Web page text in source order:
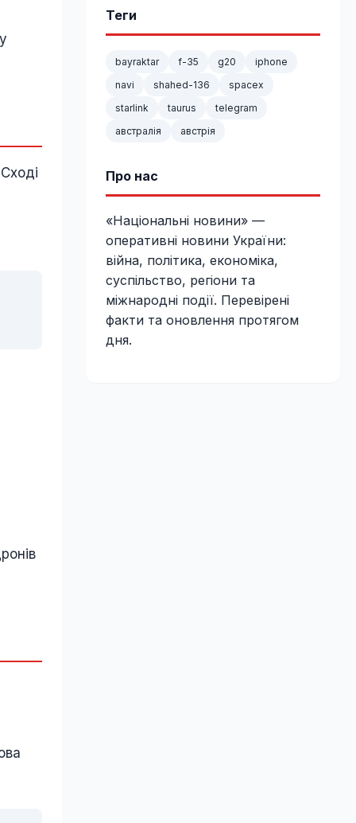
Теги
bayraktar f-35 g20
iphone
navi
shahed-136
spacex
starlink
taurus
telegram
австралія
австрія
Про нас
«Національні новини» —
оперативні новини України:
війна, політика, економіка,
суспільство, регіони та
міжнародні події. Перевірені
факти та оновлення протягом
дня.